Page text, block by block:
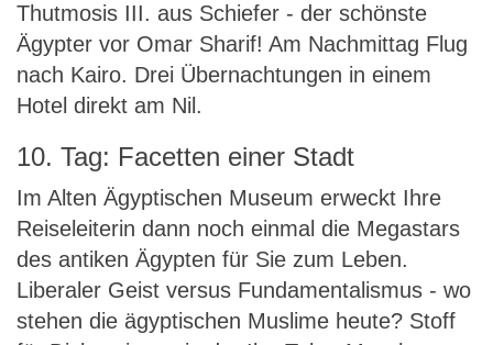
Thutmosis III. aus Schiefer - der schönste
Ägypter vor Omar Sharif! Am Nachmittag Flug
nach Kairo. Drei Übernachtungen in einem
Hotel direkt am Nil.
10. Tag: Facetten einer Stadt
Im Alten Ägyptischen Museum erweckt Ihre
Reiseleiterin dann noch einmal die Megastars
des antiken Ägypten für Sie zum Leben.
Liberaler Geist versus Fundamentalismus - wo
stehen die ägyptischen Muslime heute? Stoff